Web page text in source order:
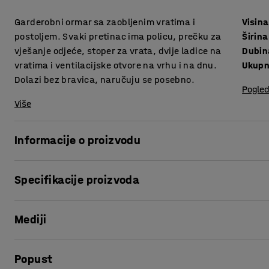
Garderobni ormar sa zaobljenim vratima i
postoljem. Svaki pretinac ima policu, prečku za
vješanje odjeće, stoper za vrata, dvije ladice na
vratima i ventilacijske otvore na vrhu i na dnu.
Dolazi bez bravica, naručuju se posebno.
Više
Visina
Širina
Informacije o proizvodu
završnom obradom daju ormariću moderan, elegantan
garderobu.
Ormarići su dobro opremljeni, imaju sve što je potrebno
Specifikacije proizvoda
Širina:
Vrsta vrata
Mediji
Popust